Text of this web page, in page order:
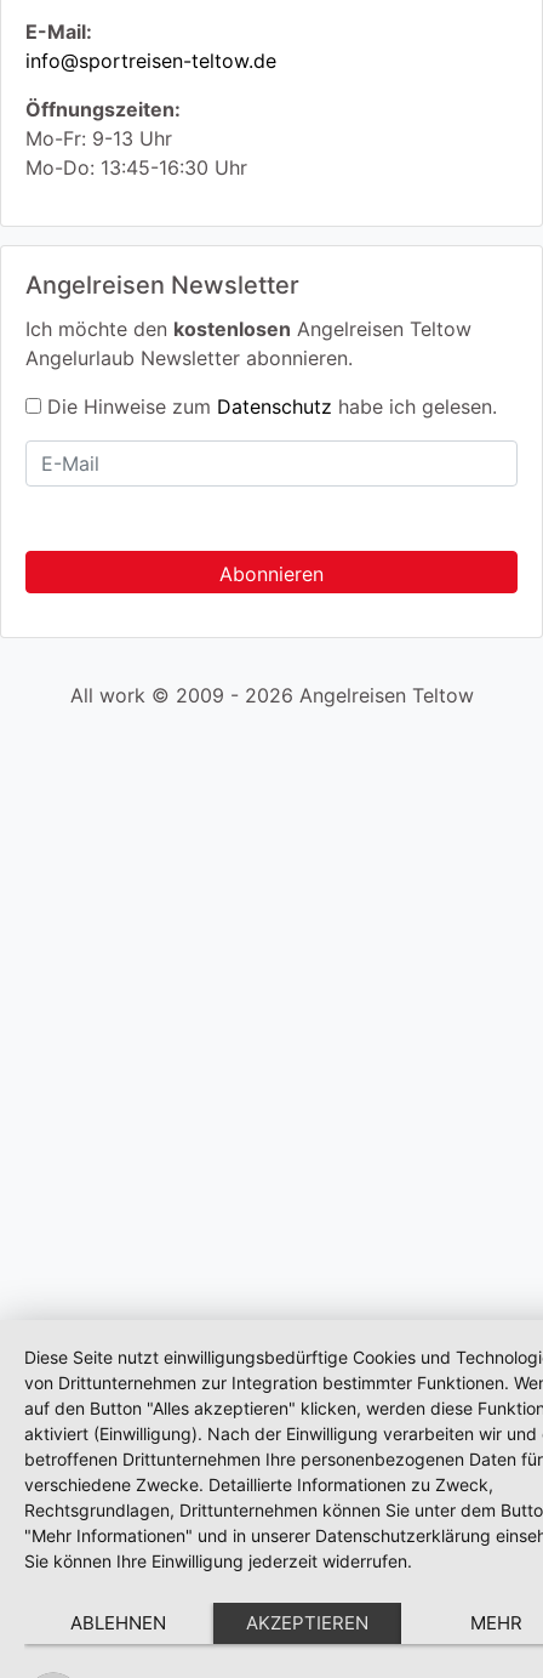
E-Mail:
info@sportreisen-teltow.de
Öffnungszeiten:
Mo-Fr: 9-13 Uhr
Mo-Do: 13:45-16:30 Uhr
Angelreisen Newsletter
Ich möchte den kostenlosen Angelreisen Teltow
Angelurlaub Newsletter abonnieren.
Die Hinweise zum Datenschutz habe ich gelesen.
All work © 2009 - 2026 Angelreisen Teltow
Diese Seite nutzt einwilligungsbedürftige Cookies und
von Drittunternehmen zur Integration bestimmter Funktionen.
auf den Button "Alles akzeptieren" klicken, werden diese
aktiviert (Einwilligung). Nach der Einwilligung verarbeiten wir und
betroffenen Drittunternehmen Ihre personenbezogenen Daten für
verschiedene Zwecke. Detaillierte Informationen zu Zweck,
Rechtsgrundlagen, Drittunternehmen können Sie unter dem
"Mehr Informationen" und in unserer Datenschutzerklärung
Sie können Ihre Einwilligung jederzeit widerrufen.
ABLEHNEN AKZEPTIEREN MEHR